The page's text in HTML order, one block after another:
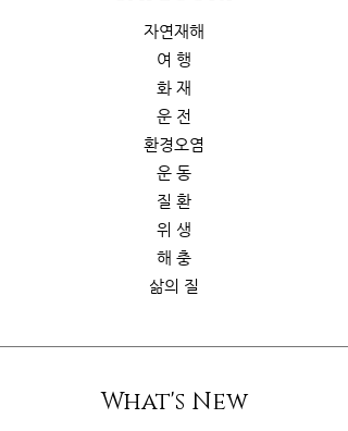
자연재해
여 행
화 재
운 전
환경오염
운 동
질 환
위 생
해 충
삶의 질
What's New